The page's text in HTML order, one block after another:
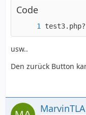
Code
usw..
Den zurück Button
MarvinTLA